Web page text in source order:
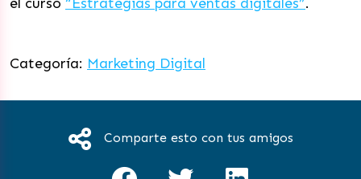
Categoría: Marketing Digital
Comparte esto con tus amigos